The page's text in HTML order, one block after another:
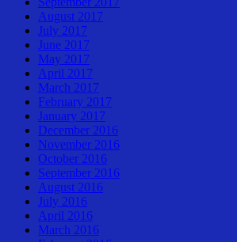
August 2017
July 2017
June 2017
May 2017
April 2017
March 2017
February 2017
January 2017
December 2016
November 2016
October 2016
September 2016
August 2016
July 2016
April 2016
March 2016